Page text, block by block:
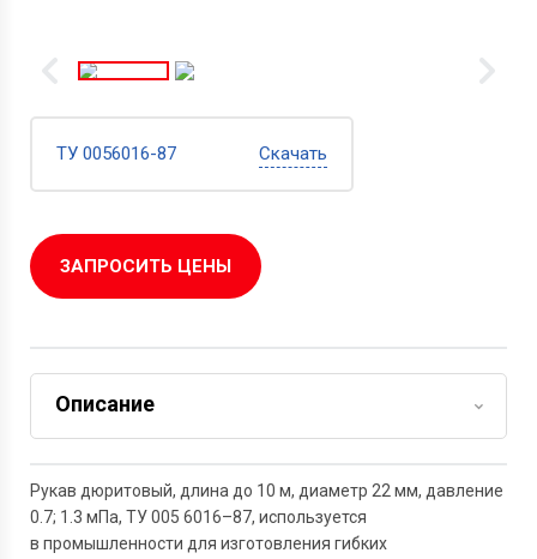
ТУ 0056016-87 Скачать
ЗАПРОСИТЬ ЦЕНЫ
Описание
Задать вопрос
Рукав дюритовый, длина до 10 м, диаметр 22 мм, давление
0.7; 1.3 мПа, ТУ 005 6016–87, используется
в промышленности для изготовления гибких